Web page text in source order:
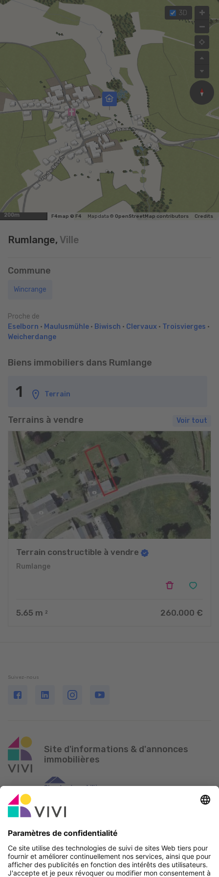
3D
200m F4map © F4 Map data © OpenStreetMap contributors Credits
Rumlange, Ville
Commune
Wincrange
Proche de
Eselborn • Maulusmühle • Biwisch • Clervaux • Troisvierges •
Weicherdange
Biens immobiliers dans Rumlange
1 Terrain
Terrains à vendre Voir tout
Terrain constructible à vendre
Rumlange
5.65 m 2 260.000 €
Suivez-nous
Site d'informations & d'annonces
immobilières